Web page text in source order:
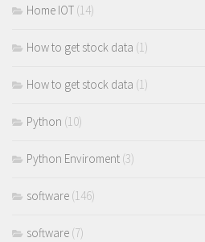
Home IOT (14)
How to get stock data (1)
How to get stock data (1)
Python (10)
Python Enviroment (3)
software (146)
software (7)